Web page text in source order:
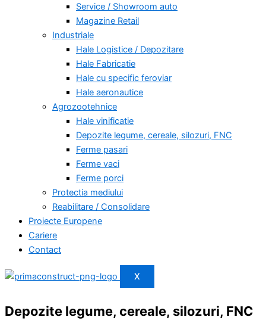
Service / Showroom auto
Magazine Retail
Industriale
Hale Logistice / Depozitare
Hale Fabricatie
Hale cu specific feroviar
Hale aeronautice
Agrozootehnice
Hale vinificatie
Depozite legume, cereale, silozuri, FNC
Ferme pasari
Ferme vaci
Ferme porci
Protectia mediului
Reabilitare / Consolidare
Proiecte Europene
Cariere
Contact
X
Depozite legume, cereale, silozuri, FNC